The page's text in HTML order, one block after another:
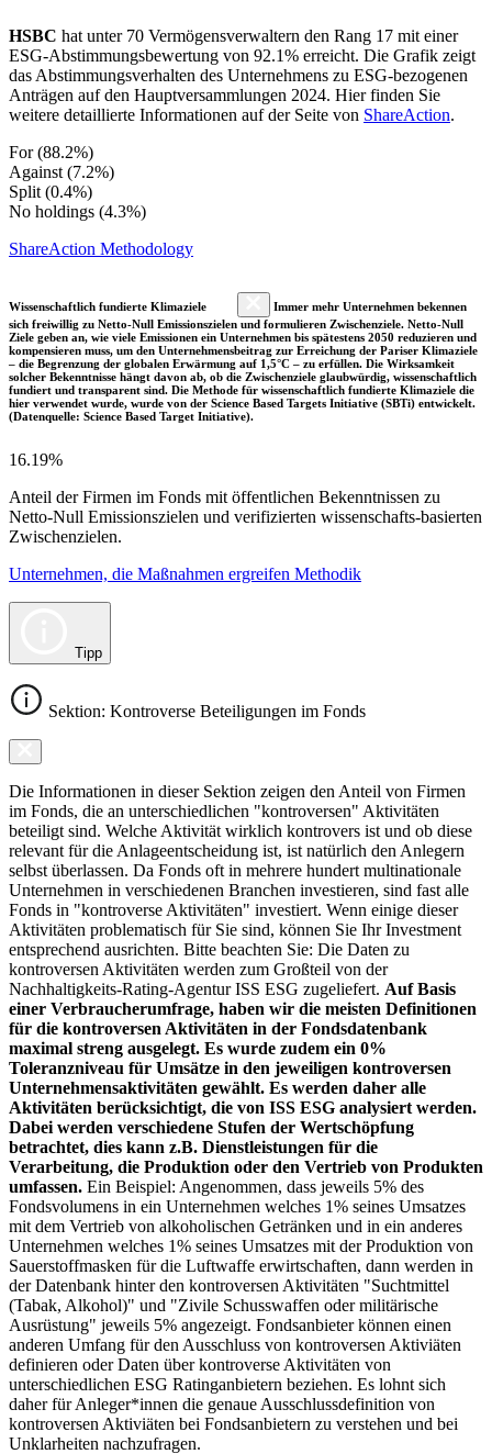
HSBC hat unter 70 Vermögensverwaltern den Rang 17 mit einer
ESG-Abstimmungsbewertung von 92.1% erreicht. Die Grafik zeigt
das Abstimmungsverhalten des Unternehmens zu ESG-bezogenen
Anträgen auf den Hauptversammlungen 2024. Hier finden Sie
weitere detaillierte Informationen auf der Seite von ShareAction.
For (88.2%)
Against (7.2%)
Split (0.4%)
No holdings (4.3%)
ShareAction Methodology
Wissenschaftlich fundierte Klimaziele
Immer mehr Unternehmen bekennen
sich freiwillig zu Netto-Null Emissionszielen und formulieren Zwischenziele. Netto-Null
Ziele geben an, wie viele Emissionen ein Unternehmen bis spätestens 2050 reduzieren und
kompensieren muss, um den Unternehmensbeitrag zur Erreichung der Pariser Klimaziele
– die Begrenzung der globalen Erwärmung auf 1,5°C – zu erfüllen. Die Wirksamkeit
solcher Bekenntnisse hängt davon ab, ob die Zwischenziele glaubwürdig, wissenschaftlich
fundiert und transparent sind. Die Methode für wissenschaftlich fundierte Klimaziele die
hier verwendet wurde, wurde von der Science Based Targets Initiative (SBTi) entwickelt.
(Datenquelle: Science Based Target Initiative).
16.19%
Anteil der Firmen im Fonds mit öffentlichen Bekenntnissen zu
Netto-Null Emissionszielen und verifizierten wissenschafts-basierten
Zwischenzielen.
Unternehmen, die Maßnahmen ergreifen Methodik
Tipp
Sektion: Kontroverse Beteiligungen im Fonds
Die Informationen in dieser Sektion zeigen den Anteil von Firmen
im Fonds, die an unterschiedlichen "kontroversen" Aktivitäten
beteiligt sind. Welche Aktivität wirklich kontrovers ist und ob diese
relevant für die Anlageentscheidung ist, ist natürlich den Anlegern
selbst überlassen. Da Fonds oft in mehrere hundert multinationale
Unternehmen in verschiedenen Branchen investieren, sind fast alle
Fonds in "kontroverse Aktivitäten" investiert. Wenn einige dieser
Aktivitäten problematisch für Sie sind, können Sie Ihr Investment
entsprechend ausrichten. Bitte beachten Sie: Die Daten zu
kontroversen Aktivitäten werden zum Großteil von der
Nachhaltigkeits-Rating-Agentur ISS ESG zugeliefert. Auf Basis
einer Verbraucherumfrage, haben wir die meisten Definitionen
für die kontroversen Aktivitäten in der Fondsdatenbank
maximal streng ausgelegt. Es wurde zudem ein 0%
Toleranzniveau für Umsätze in den jeweiligen kontroversen
Unternehmensaktivitäten gewählt. Es werden daher alle
Aktivitäten berücksichtigt, die von ISS ESG analysiert werden.
Dabei werden verschiedene Stufen der Wertschöpfung
betrachtet, dies kann z.B. Dienstleistungen für die
Verarbeitung, die Produktion oder den Vertrieb von Produkten
umfassen. Ein Beispiel: Angenommen, dass jeweils 5% des
Fondsvolumens in ein Unternehmen welches 1% seines Umsatzes
mit dem Vertrieb von alkoholischen Getränken und in ein anderes
Unternehmen welches 1% seines Umsatzes mit der Produktion von
Sauerstoffmasken für die Luftwaffe erwirtschaften, dann werden in
der Datenbank hinter den kontroversen Aktivitäten "Suchtmittel
(Tabak, Alkohol)" und "Zivile Schusswaffen oder militärische
Ausrüstung" jeweils 5% angezeigt. Fondsanbieter können einen
anderen Umfang für den Ausschluss von kontroversen Aktiviäten
definieren oder Daten über kontroverse Aktivitäten von
unterschiedlichen ESG Ratinganbietern beziehen. Es lohnt sich
daher für Anleger*innen die genaue Ausschlussdefinition von
kontroversen Aktiviäten bei Fondsanbietern zu verstehen und bei
Unklarheiten nachzufragen.